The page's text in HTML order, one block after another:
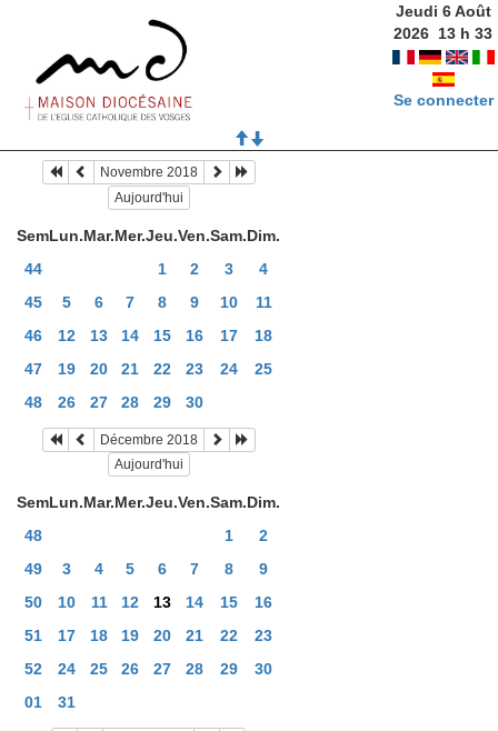
Jeudi 6 Août
2026 13 h33
Se connecter
Novembre 2018
Aujourd'hui
SemLun.Mar.Mer.Jeu.Ven.Sam.Dim.
44
1 2 3
4
45
5 6 7 8 9 10
11
46
12 13 14 15 16 17
18
47
19 20 21 22 23 24
25
48
26 27 28 29 30
Décembre 2018
Aujourd'hui
SemLun.Mar.Mer.Jeu.Ven.Sam.Dim.
48
1
2
49
3 4 5 6 7 8
9
50
10 11 12 13 14 15
16
51
17 18 19 20 21 22
23
52
24 25 26 27 28 29
30
01
31